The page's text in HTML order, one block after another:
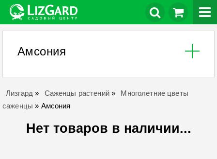
Амсония
Лизгард » Саженцы растений»
Многолетние цветы
саженцы » Амсония
Нет товаров в наличии...